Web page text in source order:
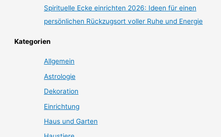
Spirituelle Ecke einrichten 2026: Ideen für einen
persönlichen Rückzugsort voller Ruhe und Energie
Kategorien
Allgemein
Astrologie
Dekoration
Einrichtung
Haus und Garten